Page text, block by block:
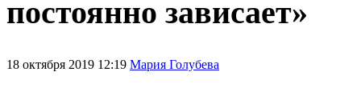
постоянно зависает»
18 октября 2019 12:19 Мария Голубева